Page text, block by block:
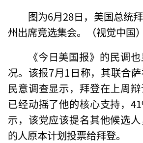
图为6月28日，美国总统
州出席竞选集会。（视觉中国）
《今日美国报》的民调
况。该报7月1日称，其联合
民意调查显示，拜登在上周
已经动摇了他的核心支持，
示，该党应该提名其他候选
的人原本计划投票给拜登。